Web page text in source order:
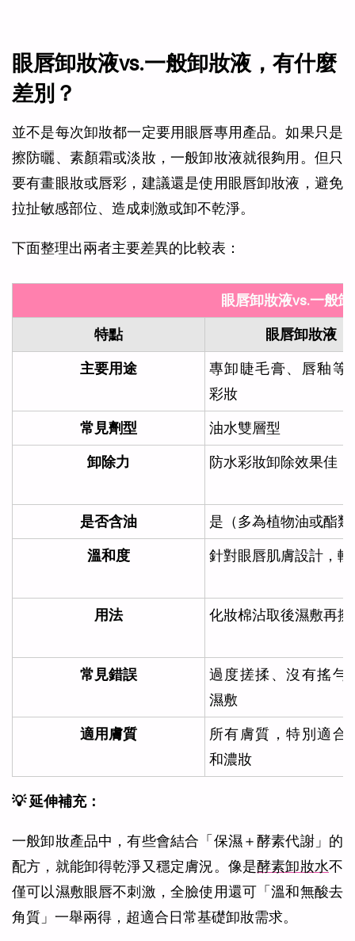
眼唇卸妝液vs.一般卸妝液，有什麼
差別？
並不是每次卸妝都一定要用眼唇專用產品。如果只是
擦防曬、素顏霜或淡妝，一般卸妝液就很夠用。但只
要有畫眼妝或唇彩，建議還是使用眼唇卸妝液，避免
拉扯敏感部位、造成刺激或卸不乾淨。
下面整理出兩者主要差異的比較表：
眼唇卸妝液vs.一般
特點 眼唇卸妝液
主要用途
專卸睫毛膏、唇釉等
彩妝
常見劑型 油水雙層型
卸除力 防水彩妝卸除效果佳
是否含油 是（多為植物油或酯
溫和度 針對眼唇肌膚設計，
用法 化妝棉沾取後濕敷再擦
常見錯誤
過度搓揉、沒有搖勻
濕敷
適用膚質
所有膚質，特別適合
和濃妝
💡 延伸補充：
一般卸妝產品中，有些會結合「保濕＋酵素代謝」的
配方，就能卸得乾淨又穩定膚況。像是酵素卸妝水不
僅可以濕敷眼唇不刺激，全臉使用還可「溫和無酸去
角質」一舉兩得，超適合日常基礎卸妝需求。